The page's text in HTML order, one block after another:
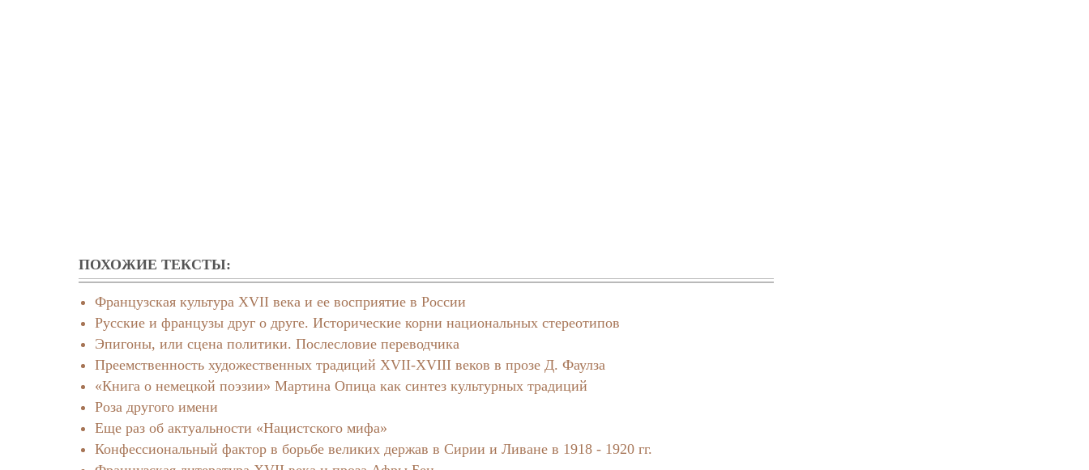
ПОХОЖИЕ ТЕКСТЫ:
Французская культура XVII века и ее восприятие в России
Русские и французы друг о друге. Исторические корни национальных стереотипов
Эпигоны, или сцена политики. Послесловие переводчика
Преемственность художественных традиций XVII-XVIII веков в прозе Д. Фаулза
«Книга о немецкой поэзии» Мартина Опица как синтез культурных традиций
Роза другого имени
Еще раз об актуальности «Нацистского мифа»
Конфессиональный фактор в борьбе великих держав в Сирии и Ливане в 1918 - 1920 гг.